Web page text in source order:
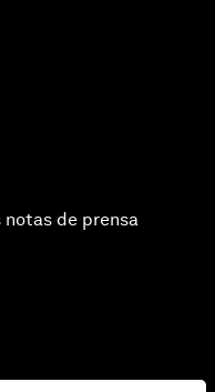
de prensa